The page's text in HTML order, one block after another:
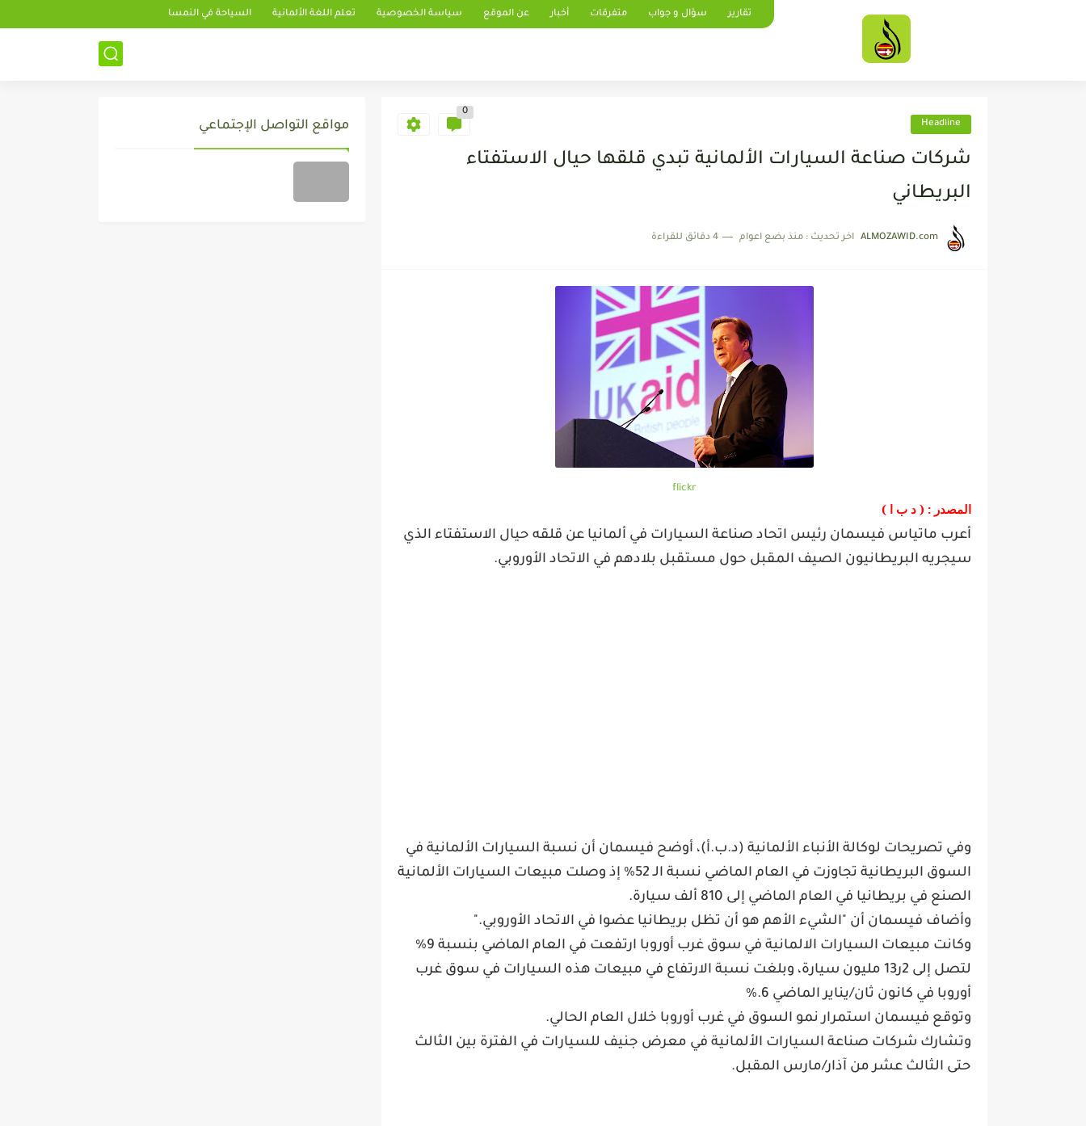
تقارير سؤال و جواب متفرقات أخبار عن الموقع سياسة الخصوصية تعلم اللغة الألمانية السياحة في النمسا
Headline
0
شركات صناعة السيارات الألمانية تبدي قلقها حيال الاستفتاء
البريطاني
ALMOZAWID.com اخر تحديث : منذ بضع اعوام 4 دقائق للقراءة
flickr
المصدر : ( د ب )
أعرب ماتياس فيسمان رئيس اتحاد صناعة السيارات في ألمانيا عن قلقه حيال الاستفتاء الذي
سيجريه البريطانيون الصيف المقبل حول مستقبل بلادهم في الاتحاد الأوروبي.
وفي تصريحات لوكالة الأنباء الألمانية (د.ب.أ)، أوضح فيسمان أن نسبة السيارات الألمانية في
السوق البريطانية تجاوزت في العام الماضي نسبة الـ 52% إذ وصلت مبيعات السيارات الألمانية
الصنع في بريطانيا في العام الماضي إلى 810 ألف سيارة
.
وأضاف فيسمان أن "الشيء الأهم هو أن تظل بريطانيا عضوا في الاتحاد الأوروبي".
وكانت مبيعات السيارات الالمانية في سوق غرب أوروبا ارتفعت في العام الماضي بنسبة 9%
لتصل إلى 2ر13 مليون سيارة، وبلغت نسبة الارتفاع في مبيعات هذه السيارات في سوق غرب
أوروبا في كانون ثان/يناير الماضي 6
%.
وتوقع فيسمان استمرار نمو السوق في غرب أوروبا خلال العام الحالي.
وتشارك شركات صناعة السيارات الألمانية في معرض جنيف للسيارات في الفترة بين الثالث
حتى الثالث عشر من آذار/مارس المقبل.
مواقع التواصل الإجتماعي